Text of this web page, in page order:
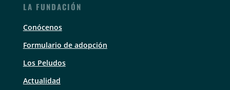
LA FUNDACIÓN
Conócenos
Formulario de adopción
Los Peludos
Actualidad